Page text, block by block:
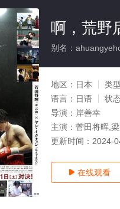
啊，荒野
别名：
地区： 日本 类
语言： 日语 状
导演： 岸善幸
主演： 菅田将晖,
更新时间： 2024-
 在线观看